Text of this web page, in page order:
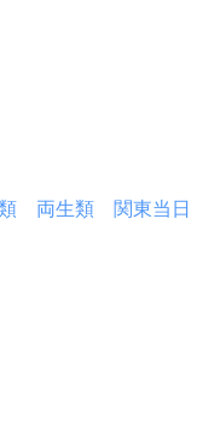
両生類 関東当日